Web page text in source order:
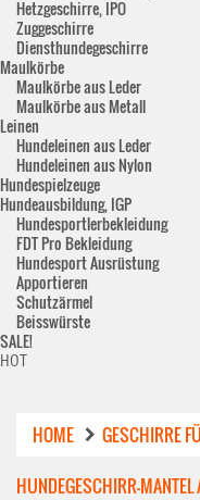
Hetzgeschirre, IPO
Zuggeschirre
Diensthundegeschirre
Maulkörbe
Maulkörbe aus Leder
Maulkörbe aus Metall
Leinen
Hundeleinen aus Leder
Hundeleinen aus Nylon
Hundespielzeuge
Hundeausbildung, IGP
Hundesportlerbekleidung
FDT Pro Bekleidung
Hundesport Ausrüstung
Apportieren
Schutzärmel
Beisswürste
SALE!
HOT
HOME GESCHIRRE
HUNDEGESCHIRR-